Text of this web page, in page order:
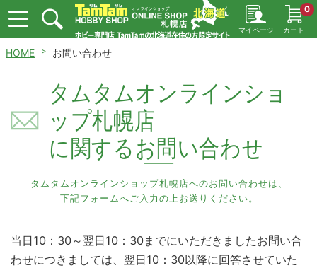
マイページ カート
0
HOME お問い合わせ
タムタムオンラインショ
ップ札幌店
に関するお問い合わせ
タムタムオンラインショップ札幌店へのお問い合わせは、
下記フォームへご入力の上お送りください。
当日10：30～翌日10：30までにいただきましたお問い合
わせにつきましては、翌日10：30以降に回答させていた